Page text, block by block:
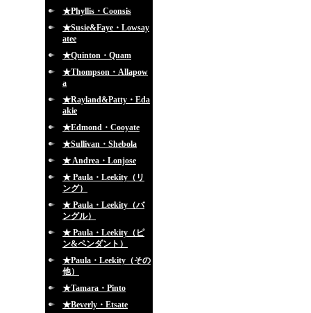
★Phyllis・Coonsis
★Susie&Faye・Lowsay
atee
★Quinton・Quam
★Thompson・Allapow
a
★Rayland&Patty・Eda
akie
★Edmond・Cooyate
★Sullivan・Shebola
★ Andrea・Lonjose
★ Paula・Leekity（リ
ング）
★ Paula・Leekity（バ
ングル）
★ Paula・Leekity（ピ
ン&ペンダント）
★Paula・Leekity（その
他）
★Tamara・Pinto
★Beverly・Etsate